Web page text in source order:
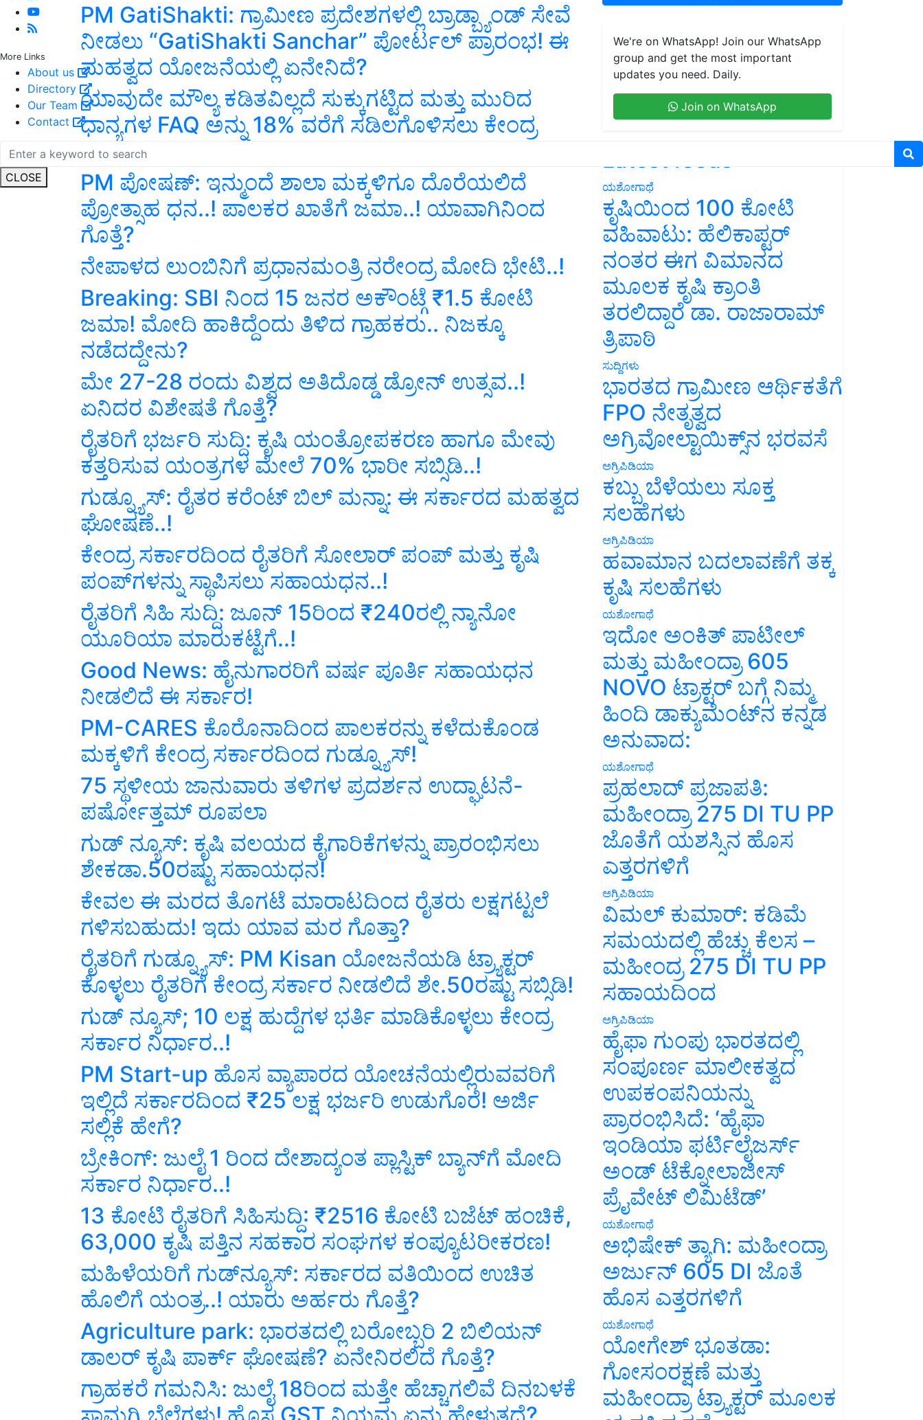
More Links
About us
Directory
Our Team
Contact
CLOSE
PM GatiShakti: ಗ್ರಾಮೀಣ ಪ್ರದೇಶಗಳಲ್ಲಿ ಬ್ರಾಡ್ಬ್ಯಾಂಡ್ ಸೇವೆ
ನೀಡಲು “GatiShakti Sanchar” ಪೋರ್ಟಲ್ ಪ್ರಾರಂಭ! ಈ
ಮಹತ್ವದ ಯೋಜನೆಯಲ್ಲಿ ಏನೇನಿದೆ?
ಯಾವುದೇ ಮೌಲ್ಯ ಕಡಿತವಿಲ್ಲದೆ ಸುಕ್ಕುಗಟ್ಟಿದ ಮತ್ತು ಮುರಿದ
ಧಾನ್ಯಗಳ FAQ ಅನ್ನು 18% ವರೆಗೆ ಸಡಿಲಗೊಳಿಸಲು ಕೇಂದ್ರ
ನಿರ್ಧಾರ!
PM ಪೋಷಣ್: ಇನ್ಮುಂದೆ ಶಾಲಾ ಮಕ್ಕಳಿಗೂ ದೊರೆಯಲಿದೆ
ಪ್ರೋತ್ಸಾಹ ಧನ..! ಪಾಲಕರ ಖಾತೆಗೆ ಜಮಾ..! ಯಾವಾಗಿನಿಂದ
ಗೊತ್ತೆ?
ನೇಪಾಳದ ಲುಂಬಿನಿಗೆ ಪ್ರಧಾನಮಂತ್ರಿ ನರೇಂದ್ರ ಮೋದಿ ಭೇಟಿ..!
Breaking: SBI ನಿಂದ 15 ಜನರ ಅಕೌಂಟ್ಗೆ ₹1.5 ಕೋಟಿ
ಜಮಾ! ಮೋದಿ ಹಾಕಿದ್ದೆಂದು ತಿಳಿದ ಗ್ರಾಹಕರು.. ನಿಜಕ್ಕೂ
ನಡೆದದ್ದೇನು?
ಮೇ 27-28 ರಂದು ವಿಶ್ವದ ಅತಿದೊಡ್ಡ ಡ್ರೋನ್ ಉತ್ಸವ..!
ಏನಿದರ ವಿಶೇಷತೆ ಗೊತ್ತೆ?
ರೈತರಿಗೆ ಭರ್ಜರಿ ಸುದ್ದಿ: ಕೃಷಿ ಯಂತ್ರೋಪಕರಣ ಹಾಗೂ ಮೇವು
ಕತ್ತರಿಸುವ ಯಂತ್ರಗಳ ಮೇಲೆ 70% ಭಾರೀ ಸಬ್ಸಿಡಿ..!
ಗುಡ್ನ್ಯೂಸ್: ರೈತರ ಕರೆಂಟ್ ಬಿಲ್ ಮನ್ನಾ: ಈ ಸರ್ಕಾರದ ಮಹತ್ವದ
ಘೋಷಣೆ..!
ಕೇಂದ್ರ ಸರ್ಕಾರದಿಂದ ರೈತರಿಗೆ ಸೋಲಾರ್ ಪಂಪ್ ಮತ್ತು ಕೃಷಿ
ಪಂಪ್‌ಗಳನ್ನು ಸ್ಥಾಪಿಸಲು ಸಹಾಯಧನ..!
ರೈತರಿಗೆ ಸಿಹಿ ಸುದ್ದಿ: ಜೂನ್ 15ರಿಂದ ₹240ರಲ್ಲಿ ನ್ಯಾನೋ
ಯೂರಿಯಾ ಮಾರುಕಟ್ಟೆಗೆ..!
Good News: ಹೈನುಗಾರರಿಗೆ ವರ್ಷ ಪೂರ್ತಿ ಸಹಾಯಧನ
ನೀಡಲಿದೆ ಈ ಸರ್ಕಾರ!
PM-CARES ಕೊರೊನಾದಿಂದ ಪಾಲಕರನ್ನು ಕಳೆದುಕೊಂಡ
ಮಕ್ಕಳಿಗೆ ಕೇಂದ್ರ ಸರ್ಕಾರದಿಂದ ಗುಡ್ನ್ಯೂಸ್!
75 ಸ್ಥಳೀಯ ಜಾನುವಾರು ತಳಿಗಳ ಪ್ರದರ್ಶನ ಉದ್ಘಾಟನೆ-
ಪರ್ಷೋತ್ತಮ್ ರೂಪಲಾ
ಗುಡ್ ನ್ಯೂಸ್: ಕೃಷಿ ವಲಯದ ಕೈಗಾರಿಕೆಗಳನ್ನು ಪ್ರಾರಂಭಿಸಲು
ಶೇಕಡಾ.50ರಷ್ಟು ಸಹಾಯಧನ!
ಕೇವಲ ಈ ಮರದ ತೊಗಟೆ ಮಾರಾಟದಿಂದ ರೈತರು ಲಕ್ಷಗಟ್ಟಲೆ
ಗಳಿಸಬಹುದು! ಇದು ಯಾವ ಮರ ಗೊತ್ತಾ?
ರೈತರಿಗೆ ಗುಡ್ನ್ಯೂಸ್: PM Kisan ಯೋಜನೆಯಡಿ ಟ್ರ್ಯಾಕ್ಟರ್
ಕೊಳ್ಳಲು ರೈತರಿಗೆ ಕೇಂದ್ರ ಸರ್ಕಾರ ನೀಡಲಿದೆ ಶೇ.50ರಷ್ಟು ಸಬ್ಸಿಡಿ!
ಗುಡ್ ನ್ಯೂಸ್; 10 ಲಕ್ಷ ಹುದ್ದೆಗಳ ಭರ್ತಿ ಮಾಡಿಕೊಳ್ಳಲು ಕೇಂದ್ರ
ಸರ್ಕಾರ ನಿರ್ಧಾರ..!
PM Start-up ಹೊಸ ವ್ಯಾಪಾರದ ಯೋಚನೆಯಲ್ಲಿರುವವರಿಗೆ
ಇಲ್ಲಿದೆ ಸರ್ಕಾರದಿಂದ ₹25 ಲಕ್ಷ ಭರ್ಜರಿ ಉಡುಗೊರೆ! ಅರ್ಜಿ
ಸಲ್ಲಿಕೆ ಹೇಗೆ?
ಬ್ರೇಕಿಂಗ್‌: ಜುಲೈ 1 ರಿಂದ ದೇಶಾದ್ಯಂತ ಪ್ಲಾಸ್ಟಿಕ್‌ ಬ್ಯಾನ್‌ಗೆ ಮೋದಿ
ಸರ್ಕಾರ ನಿರ್ಧಾರ..!
13 ಕೋಟಿ ರೈತರಿಗೆ ಸಿಹಿಸುದ್ದಿ: ₹2516 ಕೋಟಿ ಬಜೆಟ್ ಹಂಚಿಕೆ,
63,000 ಕೃಷಿ ಪತ್ತಿನ ಸಹಕಾರ ಸಂಘಗಳ ಕಂಪ್ಯೂಟರೀಕರಣ!
ಮಹಿಳೆಯರಿಗೆ ಗುಡ್‌ನ್ಯೂಸ್‌: ಸರ್ಕಾರದ ವತಿಯಿಂದ ಉಚಿತ
ಹೊಲಿಗೆ ಯಂತ್ರ..! ಯಾರು ಅರ್ಹರು ಗೊತ್ತೆ?
Agriculture park: ಭಾರತದಲ್ಲಿ ಬರೋಬ್ಬರಿ 2 ಬಿಲಿಯನ್‌
ಡಾಲರ್‌ ಕೃಷಿ ಪಾರ್ಕ್ ಘೋಷಣೆ? ಏನೇನಿರಲಿದೆ ಗೊತ್ತೆ?
ಗ್ರಾಹಕರೆ ಗಮನಿಸಿ: ಜುಲೈ 18ರಿಂದ ಮತ್ತೇ ಹೆಚ್ಚಾಗಲಿವೆ ದಿನಬಳಕೆ
ಸಾಮಗ್ರಿ ಬೆಲೆಗಳು! ಹೊಸ GST ನಿಯಮ ಏನು ಹೇಳುತ್ತದೆ?
We're on WhatsApp! Join our WhatsApp
group and get the most important
updates you need. Daily.
Join on WhatsApp
Latest feeds
ಯಶೋಗಾಥೆ
ಕೃಷಿಯಿಂದ 100 ಕೋಟಿ
ವಹಿವಾಟು: ಹೆಲಿಕಾಪ್ಟರ್
ನಂತರ ಈಗ ವಿಮಾನದ
ಮೂಲಕ ಕೃಷಿ ಕ್ರಾಂತಿ
ತರಲಿದ್ದಾರೆ ಡಾ. ರಾಜಾರಾಮ್
ತ್ರಿಪಾಠಿ
ಸುದ್ದಿಗಳು
ಭಾರತದ ಗ್ರಾಮೀಣ ಆರ್ಥಿಕತೆಗೆ
FPO ನೇತೃತ್ವದ
ಅಗ್ರಿವೋಲ್ಟಾಯಿಕ್ಸ್‌ನ ಭರವಸೆ
ಅಗ್ರಿಪಿಡಿಯಾ
ಕಬ್ಬು ಬೆಳೆಯಲು ಸೂಕ್ತ
ಸಲಹೆಗಳು
ಅಗ್ರಿಪಿಡಿಯಾ
ಹವಾಮಾನ ಬದಲಾವಣೆಗೆ ತಕ್ಕ
ಕೃಷಿ ಸಲಹೆಗಳು
ಯಶೋಗಾಥೆ
ಇದೋ ಅಂಕಿತ್ ಪಾಟೀಲ್
ಮತ್ತು ಮಹೀಂದ್ರಾ 605
NOVO ಟ್ರಾಕ್ಟರ್ ಬಗ್ಗೆ ನಿಮ್ಮ
ಹಿಂದಿ ಡಾಕ್ಯುಮೆಂಟ್‌ನ ಕನ್ನಡ
ಅನುವಾದ:
ಯಶೋಗಾಥೆ
ಪ್ರಹಲಾದ್ ಪ್ರಜಾಪತಿ:
ಮಹೀಂದ್ರಾ 275 DI TU PP
ಜೊತೆಗೆ ಯಶಸ್ಸಿನ ಹೊಸ
ಎತ್ತರಗಳಿಗೆ
ಅಗ್ರಿಪಿಡಿಯಾ
ವಿಮಲ್ ಕುಮಾರ್: ಕಡಿಮೆ
ಸಮಯದಲ್ಲಿ ಹೆಚ್ಚು ಕೆಲಸ –
ಮಹೀಂದ್ರ 275 DI TU PP
ಸಹಾಯದಿಂದ
ಅಗ್ರಿಪಿಡಿಯಾ
ಹೈಫಾ ಗುಂಪು ಭಾರತದಲ್ಲಿ
ಸಂಪೂರ್ಣ ಮಾಲೀಕತ್ವದ
ಉಪಕಂಪನಿಯನ್ನು
ಪ್ರಾರಂಭಿಸಿದೆ: ‘ಹೈಫಾ
ಇಂಡಿಯಾ ಫರ್ಟಿಲೈಜರ್ಸ್
ಅಂಡ್ ಟೆಕ್ನೋಲಾಜೀಸ್
ಪ್ರೈವೇಟ್ ಲಿಮಿಟೆಡ್’
ಯಶೋಗಾಥೆ
ಅಭಿಷೇಕ್ ತ್ಯಾಗಿ: ಮಹೀಂದ್ರಾ
ಅರ್ಜುನ್ 605 DI ಜೊತೆ
ಹೊಸ ಎತ್ತರಗಳಿಗೆ
ಯಶೋಗಾಥೆ
ಯೋಗೇಶ್ ಭೂತಡಾ:
ಗೋಸಂರಕ್ಷಣೆ ಮತ್ತು
ಮಹೀಂದ್ರಾ ಟ್ರ್ಯಾಕ್ಟರ್ ಮೂಲಕ